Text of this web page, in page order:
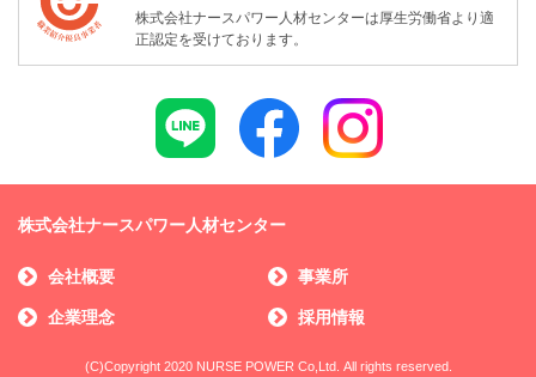
株式会社ナースパワー人材センターは厚生労働省より適
正認定を受けております。
株式会社ナースパワー人材センター
会社概要 事業所
企業理念 採用情報
(C)Copyright 2020 NURSE POWER Co,Ltd. All rights reserved.